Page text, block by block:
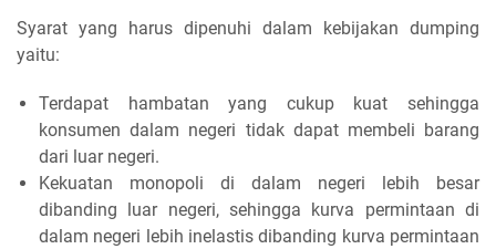
Syarat yang harus dipenuhi dalam kebijakan dumping
yaitu:
Terdapat hambatan yang cukup kuat sehingga
konsumen dalam negeri tidak dapat membeli barang
dari luar negeri.
Kekuatan monopoli di dalam negeri lebih besar
dibanding luar negeri, sehingga kurva permintaan di
dalam negeri lebih inelastis dibanding kurva permintaan